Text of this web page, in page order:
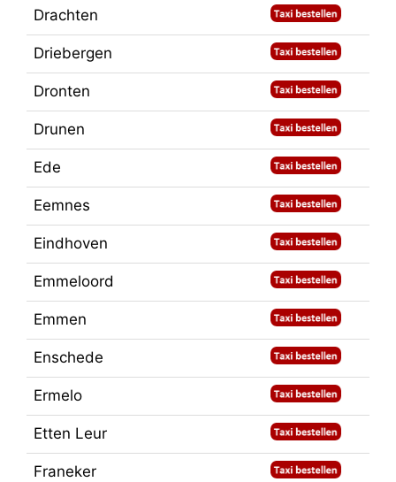
Drachten
Driebergen
Dronten
Drunen
Ede
Eemnes
Eindhoven
Emmeloord
Emmen
Enschede
Ermelo
Etten Leur
Franeker